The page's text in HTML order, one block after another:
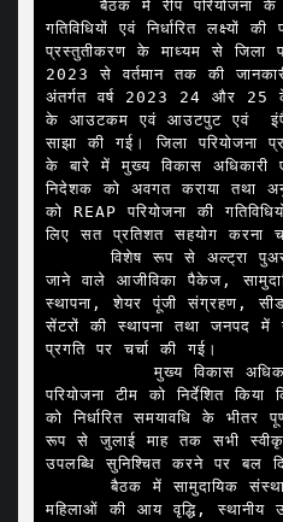
     बैठक में रीप परियोजना के अंतर्गत संचालित विभिन्न
गतिविधियों एवं निर्धारित लक्ष्यों
प्रस्तुतीकरण के माध्यम से जिला
2023 से वर्तमान तक की
अंतर्गत वर्ष 2023 24 और 25 के
के आउटकम एवं आउटपुट एवं
साझा की गई। जिला परियोजना
के बारे में मुख्य विकास अधिकारी
निदेशक को अवगत कराया तथा
को REAP परियोजना की
लिए सत प्रतिशत सहयोग करना
      विशेष रूप से अल्ट्रा पुअर लाभार्थियों को प्रदान किए
जाने वाले आजीविका पैकेज,
स्थापना, शेयर पूंजी संग्रहण,
सेंटरों की स्थापना तथा जनपद में
प्रगति पर चर्चा की गई।
          मुख्य विकास अधिकारी ने अधिकारियों एवं
परियोजना टीम को निर्देशित किया
को निर्धारित समयावधि के भीतर
रूप से जुलाई माह तक सभी
उपलब्धि सुनिश्चित करने पर बल
      बैठक में सामुदायिक संस्थाओं को सशक्त बनाने, ग्रामीण
महिलाओं की आय वृद्धि, स्थानीय